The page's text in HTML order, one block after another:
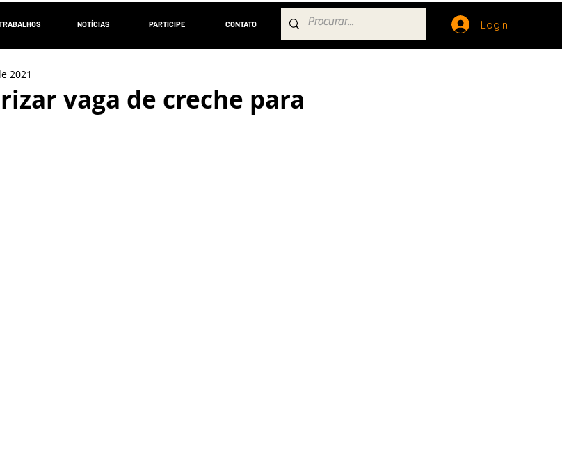
NOTÍCIAS PARTICIPE CONTATO Login
vaga de creche para
2021